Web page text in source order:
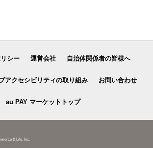
シー 運営会社 自治体関係者の皆様へ
アクセシビリティの取り組み お問い合わせ
au PAY マーケットトップ
& Life, Inc.